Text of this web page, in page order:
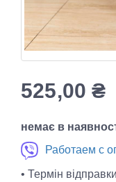
525,00₴
немає в
Работаем с
• Термін